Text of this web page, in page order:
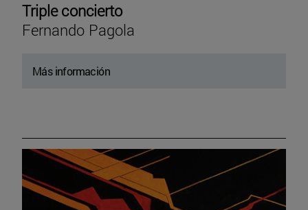
Triple concierto
Fernando Pagola
Más información